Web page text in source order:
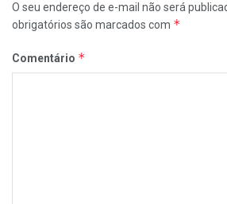
O seu endereço de e-mail não será
obrigatórios são marcados com *
Comentário *